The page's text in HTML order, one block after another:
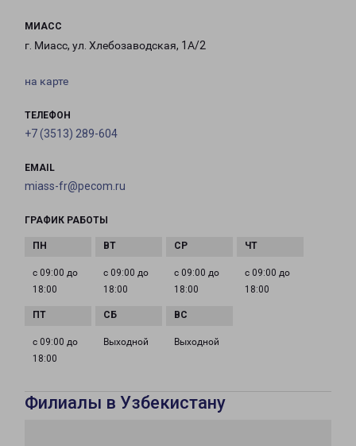
МИАСС
г. Миасс, ул. Хлебозаводская, 1А/2
на карте
ТЕЛЕФОН
+7 (3513) 289-604
EMAIL
miass-fr@pecom.ru
ГРАФИК РАБОТЫ
с 09:00 до
18:00
с 09:00 до
18:00
с 09:00 до
18:00
с 09:00 до
18:00
с 09:00 до
18:00
Выходной Выходной
Филиалы в Узбекистану